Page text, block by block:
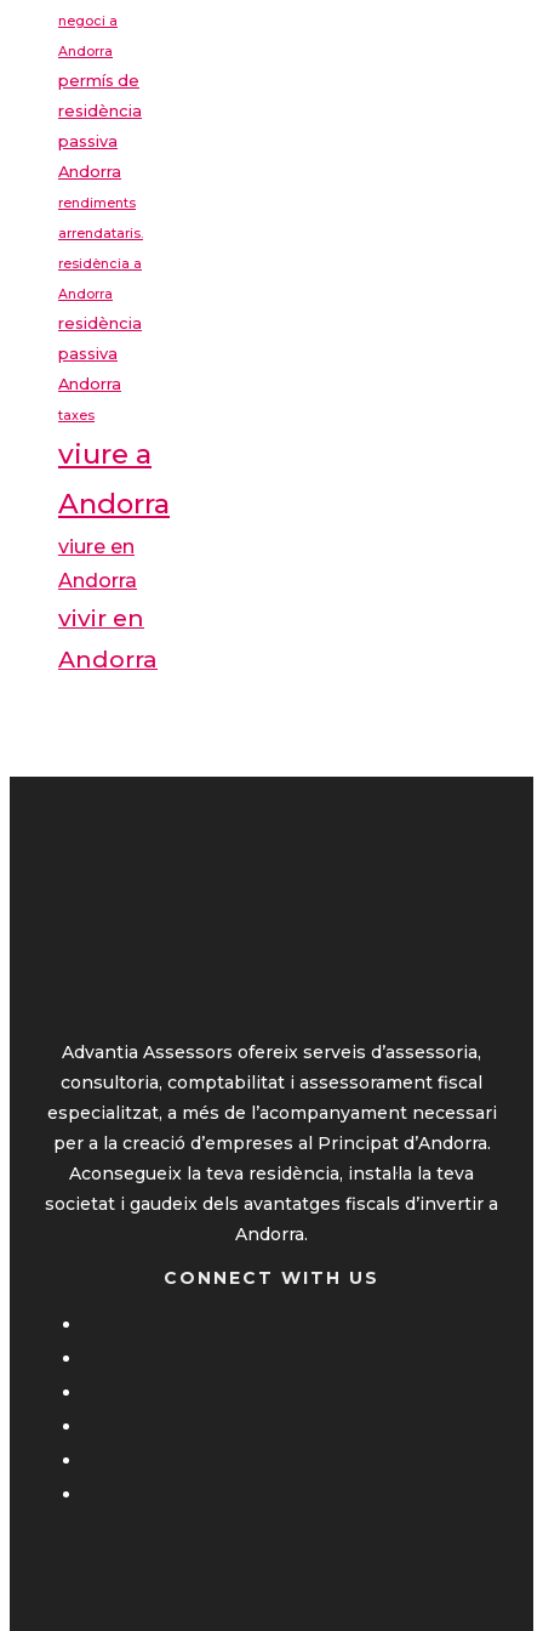
negoci a
Andorra
permís de
residència
passiva
Andorra
rendiments
arrendataris.
residència a
Andorra
residència
passiva
Andorra
taxes
viure a
Andorra
viure en
Andorra
vivir en
Andorra
Advantia Assessors ofereix serveis d’assessoria,
consultoria, comptabilitat i assessorament fiscal
especialitzat, a més de l’acompanyament necessari
per a la creació d’empreses al Principat d’Andorra.
Aconsegueix la teva residència, instal·la la teva
societat i gaudeix dels avantatges fiscals d’invertir a
Andorra.
CONNECT WITH US